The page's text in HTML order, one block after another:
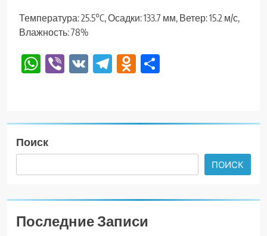
Температура: 25.5°C, Осадки: 133.7 мм, Ветер: 15.2 м/с,
Влажность: 78%
WhatsApp
Viber
VK TelegramOdnoklassniki
Поиск
ПОИСК
Последние Записи